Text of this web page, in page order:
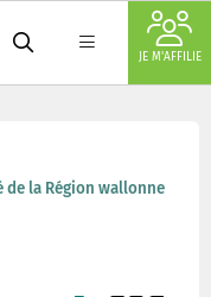
JE M'AFFILIE
de la Région wallonne